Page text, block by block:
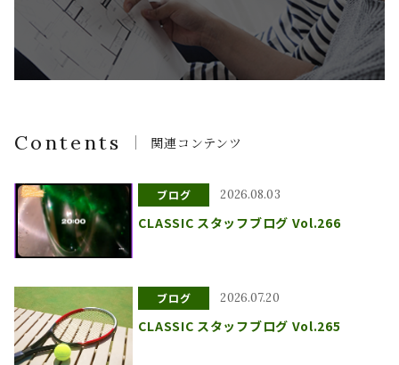
Contents 関連コンテンツ
ブログ 2026.08.03
CLASSIC スタッフブログ Vol.266
ブログ 2026.07.20
CLASSIC スタッフブログ Vol.265